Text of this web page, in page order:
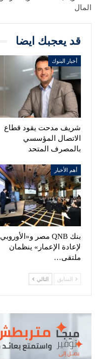
المال
قد يعجبك ايضا
أخبار البنوك
شريف مدحت يقود قطاع
الاتصال المؤسسي
بالمصرف المتحد
أهم الأخبار
بنك QNB مصر و«الأوروبي
لإعادة الإعمار» ينظمان
ملتقى…
السابق التالي